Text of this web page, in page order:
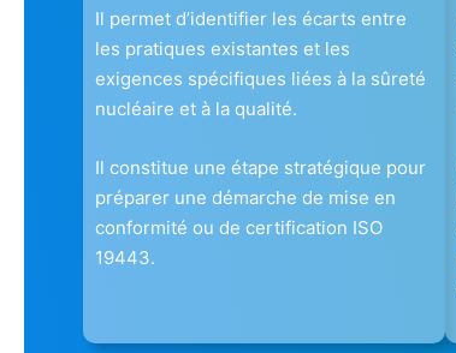
Il permet d’identifier les écarts entre
les pratiques existantes et les
exigences spécifiques liées à la sûreté
nucléaire et à la qualité.
Il constitue une étape stratégique pour
préparer une démarche de mise en
conformité ou de certification ISO
19443.